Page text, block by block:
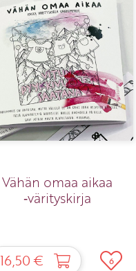
Vähän omaa aikaa
‑värityskirja
16,50 € 6